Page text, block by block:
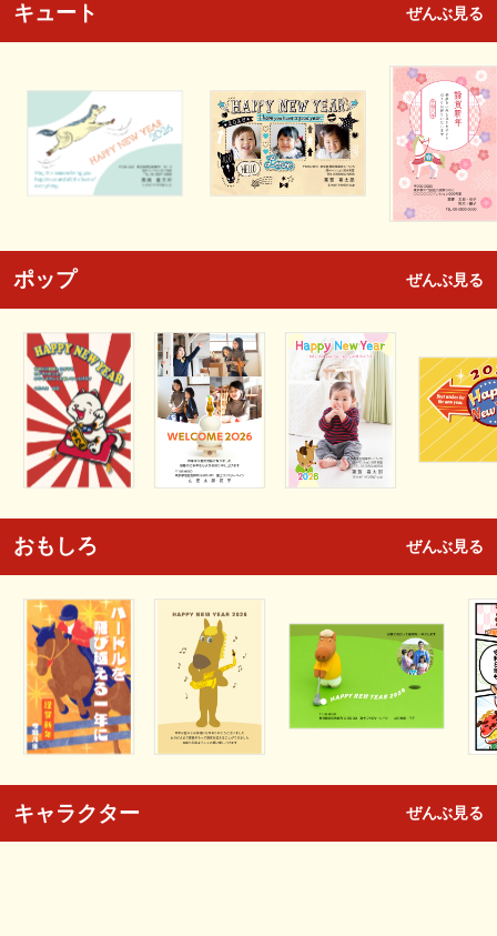
キュート ぜんぶ見る
ポップ ぜんぶ見る
おもしろ ぜんぶ見る
キャラクター ぜんぶ見る